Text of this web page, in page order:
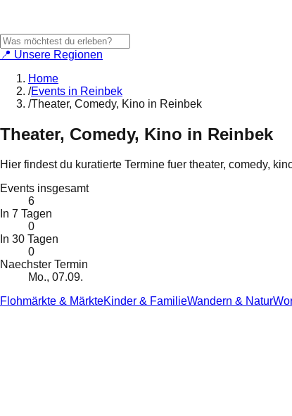
📍 Unsere Regionen
Home
/Events in Reinbek
/Theater, Comedy, Kino in Reinbek
Theater, Comedy, Kino in Reinbek
Hier findest du kuratierte Termine fuer theater, comedy,
Events insgesamt
6
In 7 Tagen
0
In 30 Tagen
0
Naechster Termin
Mo., 07.09.
Flohmärkte & MärkteKinder & FamilieWandern & Natur